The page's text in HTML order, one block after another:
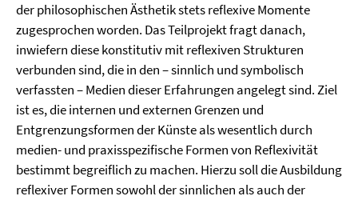
der philosophischen Ästhetik stets reflexive Momente
zugesprochen worden. Das Teilprojekt fragt danach,
inwiefern diese konstitutiv mit reflexiven Strukturen
verbunden sind, die in den – sinnlich und symbolisch
verfassten – Medien dieser Erfahrungen angelegt sind. Ziel
ist es, die internen und externen Grenzen und
Entgrenzungsformen der Künste als wesentlich durch
medien- und praxisspezifische Formen von Reflexivität
bestimmt begreiflich zu machen. Hierzu soll die Ausbildung
reflexiver Formen sowohl der sinnlichen als auch der